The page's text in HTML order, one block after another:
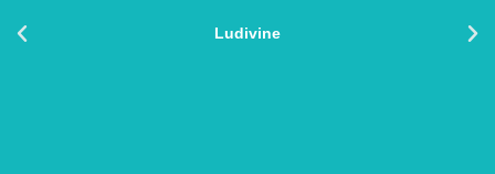
Ludivine